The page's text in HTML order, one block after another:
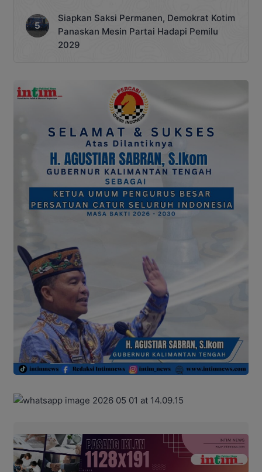
Siapkan Saksi Permanen, Demokrat Kotim
Panaskan Mesin Partai Hadapi Pemilu
2029